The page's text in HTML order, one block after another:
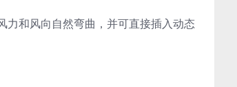
力和风向自然弯曲，并可直接插入动态